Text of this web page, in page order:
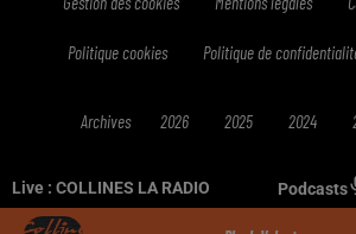
Live : COLLINES LA RADIO Podcasts
Politique cookies Politique de
Archives 2026 2025 2024